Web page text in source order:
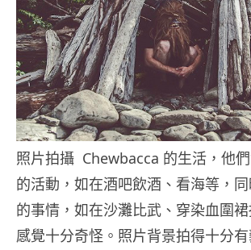
照片拍攝 Chewbacca 的生活，他
的活動，如在酒吧飲酒、看海等，
的事情，如在沙灘比武、穿染血圍裙
感覺十分奇怪。照片背景拍得十分